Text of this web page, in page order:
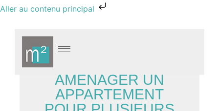
Aller au contenu principal
AMÉNAGER UN
APPARTEMENT